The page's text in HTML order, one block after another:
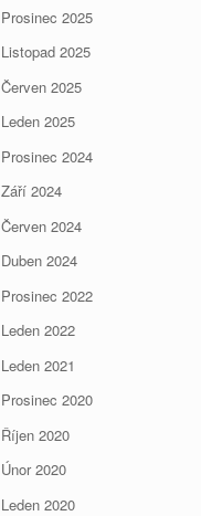
Prosinec 2025
Listopad 2025
Červen 2025
Leden 2025
Prosinec 2024
Září 2024
Červen 2024
Duben 2024
Prosinec 2022
Leden 2022
Leden 2021
Prosinec 2020
Říjen 2020
Únor 2020
Leden 2020